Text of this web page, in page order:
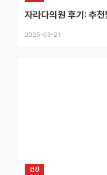
자라다의원 후기: 추
2025-03-21
건강